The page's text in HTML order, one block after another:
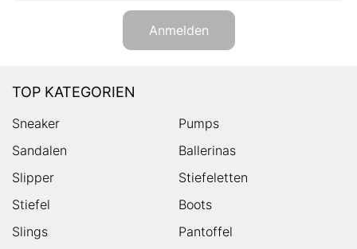
Anmelden
TOP KATEGORIEN
Sneaker
Pumps
Sandalen
Ballerinas
Slipper
Stiefeletten
Stiefel
Boots
Slings
Pantoffel